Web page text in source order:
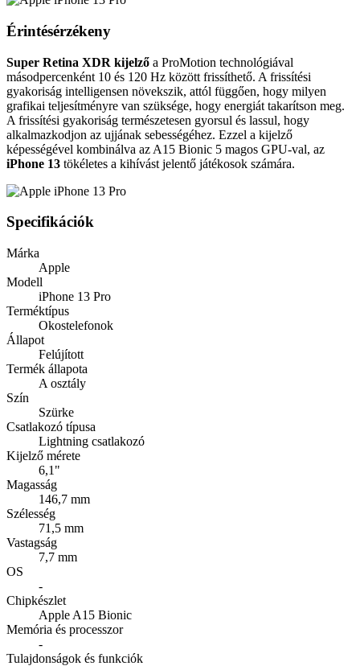
Érintésérzékeny
Super Retina XDR kijelző a ProMotion technológiával
másodpercenként 10 és 120 Hz között frissíthető. A frissítési
gyakoriság intelligensen növekszik, attól függően, hogy milyen
grafikai teljesítményre van szüksége, hogy energiát takarítson meg.
A frissítési gyakoriság természetesen gyorsul és lassul, hogy
alkalmazkodjon az ujjának sebességéhez. Ezzel a kijelző
képességével kombinálva az A15 Bionic 5 magos GPU-val, az
iPhone 13 tökéletes a kihívást jelentő játékosok számára.
Specifikációk
Márka
Apple
Modell
iPhone 13 Pro
Terméktípus
Okostelefonok
Állapot
Felújított
Termék állapota
A osztály
Szín
Szürke
Csatlakozó típusa
Lightning csatlakozó
Kijelző mérete
6,1"
Magasság
146,7 mm
Szélesség
71,5 mm
Vastagság
7,7 mm
OS
-
Chipkészlet
Apple A15 Bionic
Memória és processzor
-
Tulajdonságok és funkciók